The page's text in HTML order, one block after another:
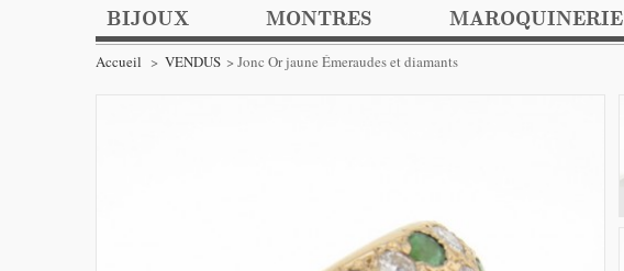
BIJOUX MONTRES MAROQUINERIE
Accueil > VENDUS > Jonc Or jaune Émeraudes et diamants